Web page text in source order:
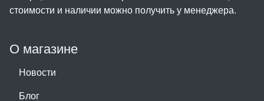
О магазине
Новости
Блог
стоимости и наличии можно получить у менеджера.